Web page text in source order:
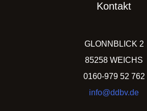
Kontakt
GLONNBLICK 2
85258 WEICHS
0160-979 52 762
info@ddbv.de